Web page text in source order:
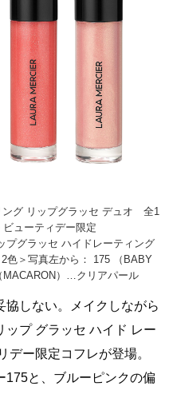
グ リップグラッセ デュオ 全1
ューティデー限定
プグラッセ ハイドレーティング
色＞写真左から： 175 （BABY
）…クリアパール
しない。メイクしながら
ップ グラッセ ハイド レー
デー限定コフレが登場。
175と、ブルーピンクの偏